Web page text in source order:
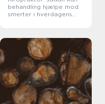
behandling hjælpe mod
smerter i hverdagens